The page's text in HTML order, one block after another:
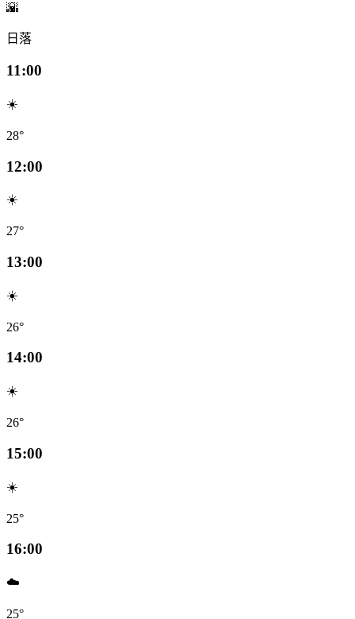
🌇
日落
11:00
☀️
28°
12:00
☀️
27°
13:00
☀️
26°
14:00
☀️
26°
15:00
☀️
25°
16:00
☁️
25°